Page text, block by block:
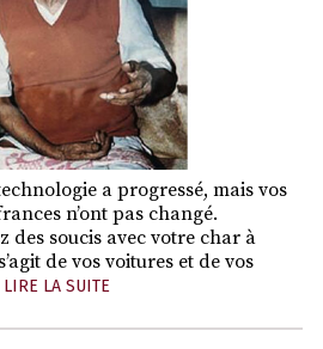
a progressé, mais vos
n’ont pas changé.
des soucis avec votre char à
de vos voitures et de vos
LIRE LA SUITE